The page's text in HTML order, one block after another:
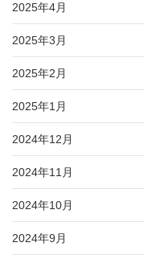
2025年4月
2025年3月
2025年2月
2025年1月
2024年12月
2024年11月
2024年10月
2024年9月